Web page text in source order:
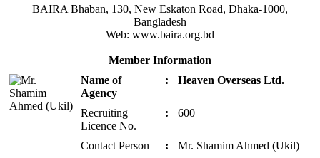
BAIRA Bhaban, 130, New Eskaton Road, Dhaka-1000,
Bangladesh
Web: www.baira.org.bd
Member Information
Name of
Agency
: Heaven Overseas Ltd.
Recruiting
Licence No.
: 600
Contact Person :
Mr. Shamim Ahmed (Ukil)